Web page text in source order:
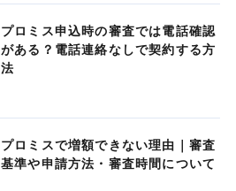
プロミス申込時の審査では電話確認
がある？電話連絡なしで契約する方
法
プロミスで増額できない理由｜審査
基準や申請方法・審査時間について